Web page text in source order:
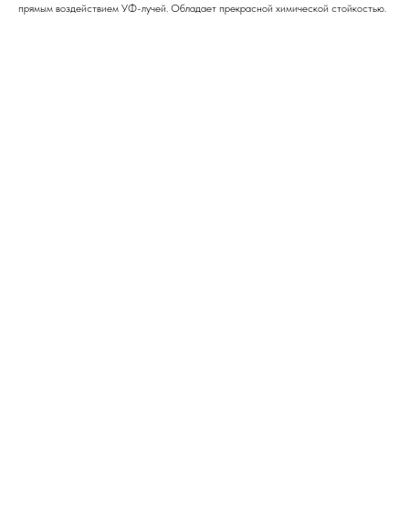
прямым воздействием УФ-лучей. Обладает прекрасной химической стойкостью.